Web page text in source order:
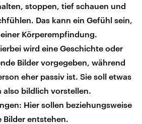
stoppen, tief schauen und
Das kann ein Gefühl sein,
Körperempfindung.
wird eine Geschichte oder
Bilder vorgegeben, während
eher passiv ist. Sie soll etwas
also bildlich vorstellen.
Hier sollen beziehungsweise
entstehen.